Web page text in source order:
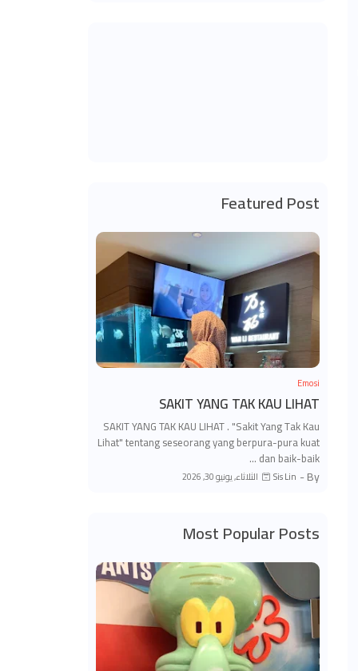
Featured Post
Emosi
SAKIT YANG TAK KAU LIHAT
SAKIT YANG TAK KAU LIHAT . "Sakit Yang Tak Kau
Lihat" tentang seseorang yang berpura-pura kuat
dan baik-baik …
By -
Sis Lin الثلاثاء, يونيو 30, 2026
Most Popular Posts